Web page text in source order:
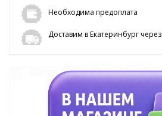
Необходима предоплата
Доставим в Екатеринбург через